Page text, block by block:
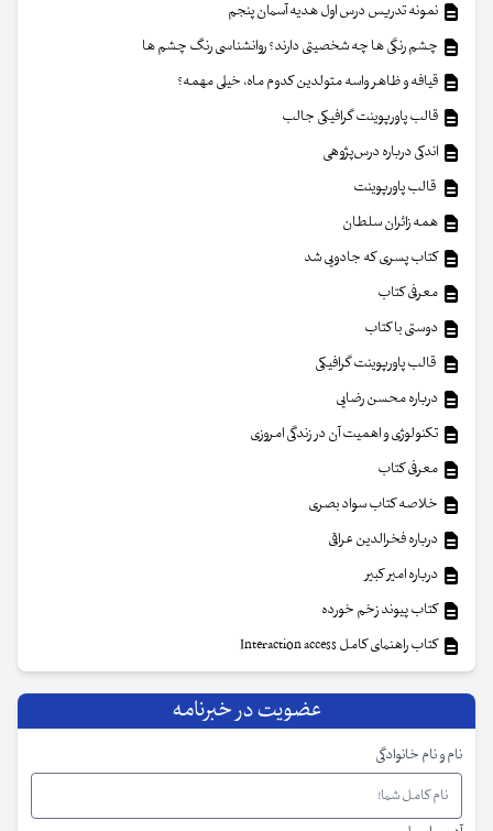
نمونه تدریس درس اول هدیه آسمان پنجم
چشم رنگی ها چه شخصیتی دارند؟ روانشناسی رنگ چشم ها
قیافه و ظاهر واسه متولدین کدوم ماه، خیلی مهمه؟
قالب پاورپوینت گرافیکی جالب
اندکی درباره درس‌پژوهی
قالب پاورپوینت
همه زائران سلطان
کتاب پسری که جادویی شد
معرفی کتاب
دوستی با کتاب
قالب پاورپوینت گرافیکی
درباره محسن رضایی
تکنولوژی و اهمیت آن در زندگی امروزی
معرفی کتاب
خلاصه کتاب سواد بصری
درباره فخرالدین عراقی
درباره امیر کبیر
کتاب پیوند زخم خورده
کتاب راهنمای کامل Interaction access
عضویت در خبرنامه
نام و نام خانوادگی